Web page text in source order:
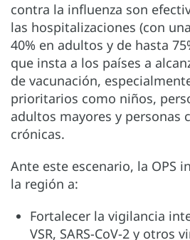
contra la influenza son
las hospitalizaciones (con
40% en adultos y de hasta
que insta a los países a
de vacunación,
prioritarios como niños,
adultos mayores y personas
crónicas.
Ante este escenario, la OPS
la región a:
Fortalecer la vigilancia
VSR, SARS-CoV-2 y otros